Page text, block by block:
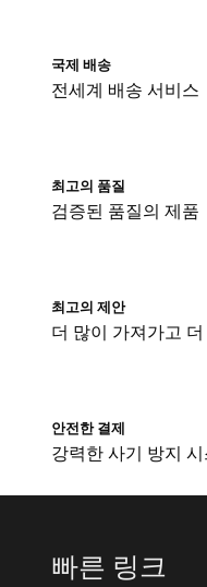
국제 배송
전세계 배송 서비스
최고의 품질
검증된 품질의 제품
최고의 제안
더 많이 가져가고
안전한 결제
강력한 사기 방지
빠른 링크